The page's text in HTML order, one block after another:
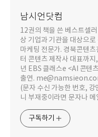
남시언닷컴
12권의 책을 쓴 베스트셀
상 기업과 기관을 대상으로
마케팅 전문가. 경북콘텐
터 콘텐츠 제작사 대표까
년 EBS 클래스e <AI 콘텐
출연.
(문자 수신 가능한 번호, 강
니 부재중이라면 문자나
구독하기